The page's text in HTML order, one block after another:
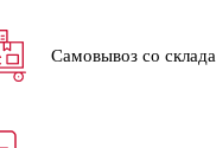
Самовывоз со склада